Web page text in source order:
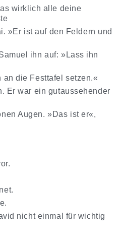
wirklich alle deine
»Er ist auf den Feldern und
ihn auf: »Lass ihn
die Festtafel setzen.«
Er war ein gutaussehender
Augen. »Das ist er«,
nicht einmal für wichtig